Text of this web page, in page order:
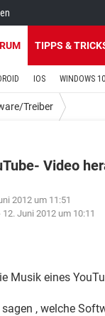
TIPPS &
IOS WINDOWS 10
Treiber
Video
2012 um 11:51
12. Juni 2012 um 10:11
Musik eines
, welche